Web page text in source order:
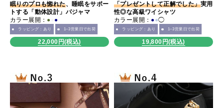
眠りのプロも惚れた、睡眠をサポー
トする「動体設計」パジャマ
カラー展開： ● ●
ラッピング：あり 1~3営業日で出荷
22,000円(税込)
「プレゼントして正解でした」実用
性◎な高級ワイシャツ
カラー展開： ●●◯
ラッピング：あり 1~3営業日で出荷
19,800円(税込)